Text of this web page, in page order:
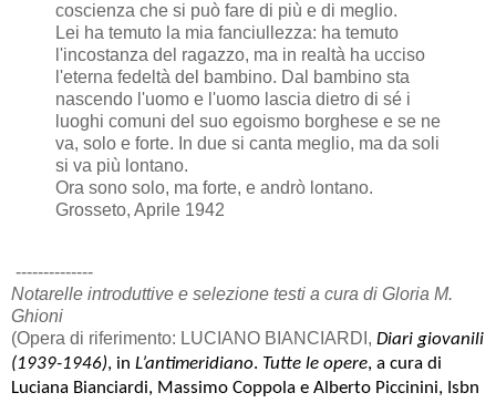
coscienza che si può fare di più e di meglio.
Lei ha temuto la mia fanciullezza: ha temuto
l'incostanza del ragazzo, ma in realtà ha ucciso
l'eterna fedeltà del bambino. Dal bambino sta
nascendo l'uomo e l'uomo lascia dietro di sé i
luoghi comuni del suo egoismo borghese e se ne
va, solo e forte. In due si canta meglio, ma da soli
si va più lontano.
Ora sono solo, ma forte, e andrò lontano.
Grosseto, Aprile 1942
--------------
Notarelle introduttive e selezione testi a cura di Gloria M.
Ghioni
(Opera di riferimento: LUCIANO BIANCIARDI, Diari giovanili
(1939-1946), in L’antimeridiano. Tutte le opere, a cura di
Luciana Bianciardi, Massimo Coppola e Alberto Piccinini, Isbn